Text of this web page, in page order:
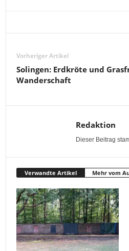
Vorheriger Artikel
Solingen: Erdkröte und
Wanderschaft
Redaktion
Dieser Beitrag
Verwandte Artikel Mehr vom